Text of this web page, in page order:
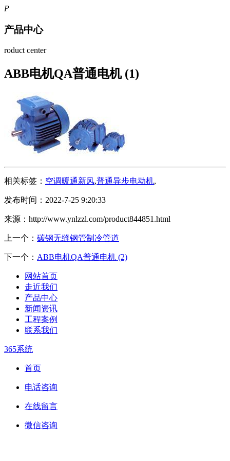
P
产品中心
roduct center
ABB电机QA普通电机 (1)
相关标签： 空调暖通新风,普通异步电动机,
发布时间：2022-7-25 9:20:33
来源：http://www.ynlzzl.com/product844851.html
上一个： 碳钢无缝钢管制冷管道
下一个： ABB电机QA普通电机 (2)
网站首页
走近我们
产品中心
新闻资讯
工程案例
联系我们
365系统
首页
电话咨询
在线留言
微信咨询